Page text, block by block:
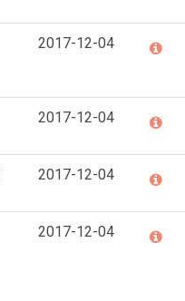
2017-12-04
2017-12-04
2017-12-04
2017-12-04